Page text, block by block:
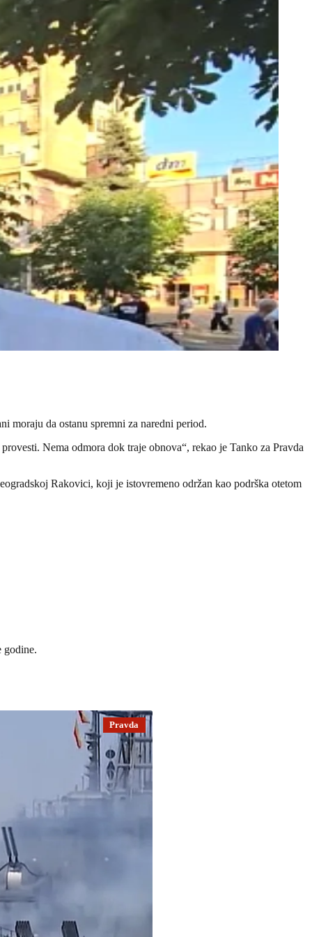
moraju da ostanu spremni za naredni period.
Nema odmora dok traje obnova“, rekao je Tanko za Pravda
Rakovici, koji je istovremeno održan kao podrška otetom
godine.
Pravda